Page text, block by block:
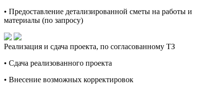
• Предоставление детализированной сметы на работы и
материалы (по запросу)
Реализация и сдача проекта, по согласованному ТЗ
• Сдача реализованного проекта
• Внесение возможных корректировок